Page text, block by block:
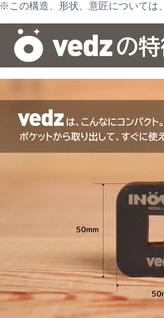
※この構造、形状、意匠については